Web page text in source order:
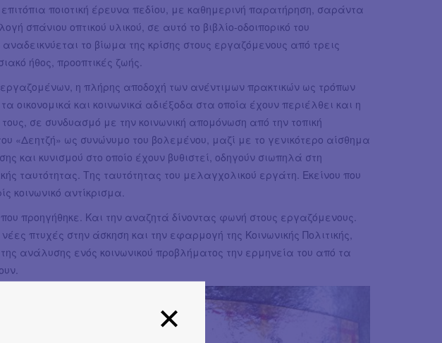
ποιοτική έρευνα πεδίου, με καθημερινή παρατήρηση, σαράντα
σπάνιου οπτικού υλικού, σε αυτό το βιβλίο-οδοιπορικό του
το βίωμα της κρίσης στους εργαζόμενους από τρεις
ήθος, προοπτικές ζωής.
η πλήρης αποδοχή των ανέντιμων πρακτικών ως τρόπων
οικονομικά και κοινωνικά αδιέξοδα στα οποία έχουν περιέλθει και η
σε συνδυασμό με την κοινωνική απομόνωση από την τοπική
«Δεητζή» ως συνώνυμο του βολεμένου, μαζί με το γενικότερο αίσθημα
και κυνισμού στο οποίο έχουν βυθιστεί, οδηγούν σιωπηλά στη
ταυτότητας. Της ταυτότητας του μελαγχολικού εργάτη. Εκείνου που
κοινωνικό αντίκρισμα.
προηγήθηκε. Και την αναζητά δίνοντας φωνή στους εργαζόμενους.
πτυχές στην άσκηση και την εφαρμογή της Κοινωνικής Πολιτικής,
ανάλυσης ενός κοινωνικού προβλήματος την ερμηνεία του από τα